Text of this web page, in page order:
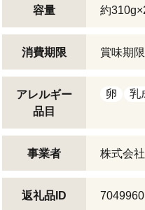
容量 約
消費期限 賞味期
アレルギー
品目
卵 乳
事業者 株式会
返礼品ID 7049960